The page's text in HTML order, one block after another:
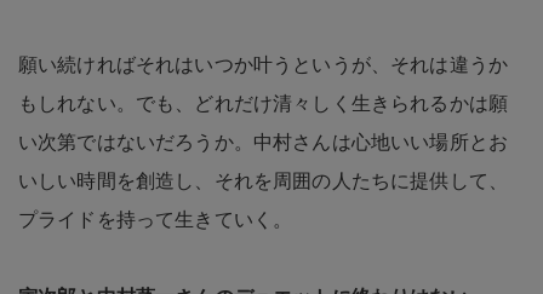
願い続ければそれはいつか叶うというが、それは違うか
もしれない。でも、どれだけ清々しく生きられるかは願
い次第ではないだろうか。中村さんは心地いい場所とお
いしい時間を創造し、それを周囲の人たちに提供して、
プライドを持って生きていく。